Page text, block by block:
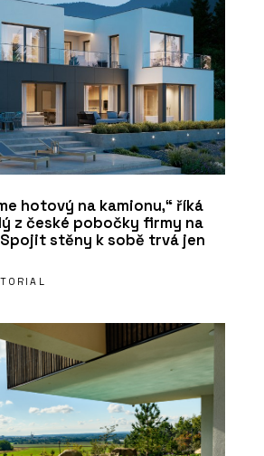
hotový na kamionu,“ říká
z české pobočky firmy na
stěny k sobě trvá jen